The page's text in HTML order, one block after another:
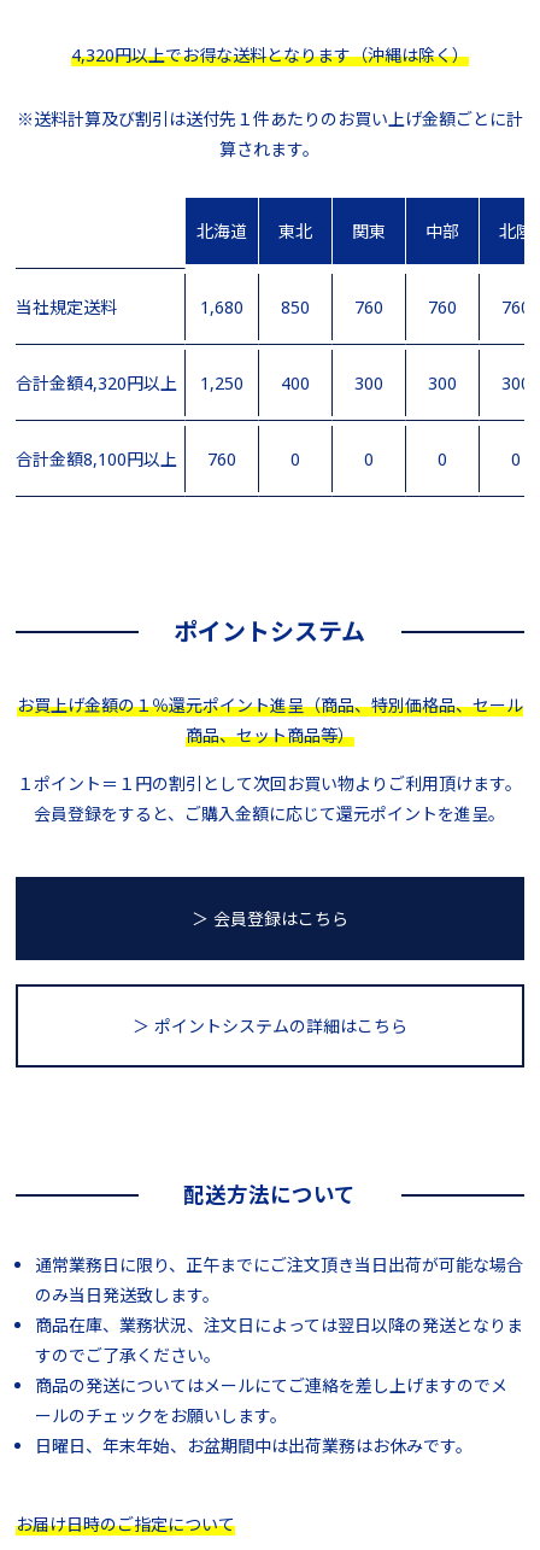
4,320円以上でお得な送料となります（沖縄は除く）
※送料計算及び割引は送付先１件あたりのお買い上げ金額ごとに計
算されます。
北海道 東北 関東 中部 北陸
当社規定送料 1,680 850 760 760 760
合計金額4,320円以上 1,250 400 300 300 300
合計金額8,100円以上 760 0 0 0 0
ポイントシステム
お買上げ金額の１％還元ポイント進呈（商品、特別価格品、セール
商品、セット商品等）
１ポイント＝１円の割引として次回お買い物よりご利用頂けます。
会員登録をすると、ご購入金額に応じて還元ポイントを進呈。
＞ 会員登録はこちら
＞ ポイントシステムの詳細はこちら
配送方法について
通常業務日に限り、正午までにご注文頂き当日出荷が可能な場合
のみ当日発送致します。
商品在庫、業務状況、注文日によっては翌日以降の発送となりま
すのでご了承ください。
商品の発送についてはメールにてご連絡を差し上げますのでメ
ールのチェックをお願いします。
日曜日、年末年始、お盆期間中は出荷業務はお休みです。
お届け日時のご指定について